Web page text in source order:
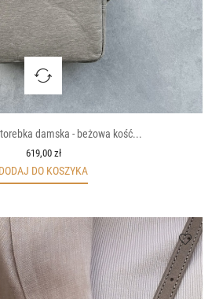
damska - beżowa kość...
619,00 zł
DODAJ DO KOSZYKA